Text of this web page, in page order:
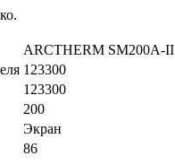
ARCTHERM SM200A-II
123300
123300
200
Экран
86